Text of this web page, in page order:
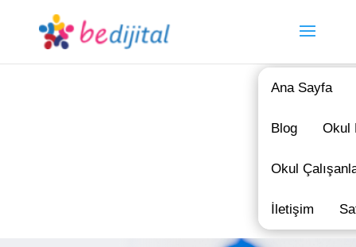
Ana Sayfa
Blog Okul
Okul
İletişim